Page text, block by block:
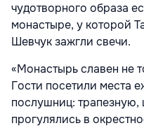
чудотворного образа
монастыре, у которой
Шевчук зажгли свечи.
«Монастырь славен не
Гости посетили места
послушниц:
прогулялись в